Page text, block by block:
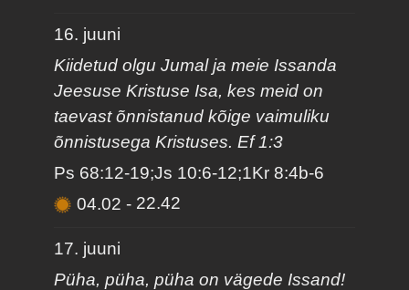
16. juuni
Kiidetud olgu Jumal ja meie Issanda
Jeesuse Kristuse Isa, kes meid on
taevast õnnistanud kõige vaimuliku
õnnistusega Kristuses. Ef 1:3
Ps 68:12-19;Js 10:6-12;1Kr 8:4b-6
04.02- 22.42
17. juuni
Püha, püha, püha on vägede Issand!